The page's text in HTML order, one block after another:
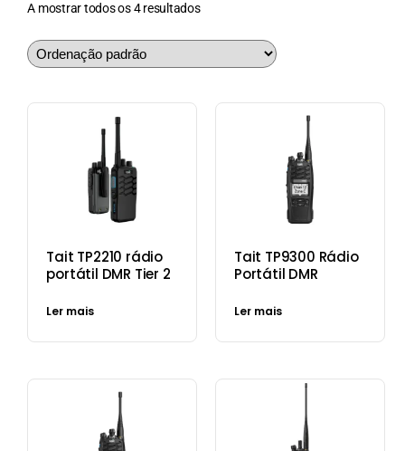
A mostrar todos os 4 resultados
Tait TP2210 rádio
portátil DMR Tier 2
Ler mais
Tait TP9300 Rádio
Portátil DMR
Ler mais